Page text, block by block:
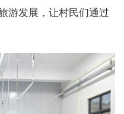
游发展，让村民们通过